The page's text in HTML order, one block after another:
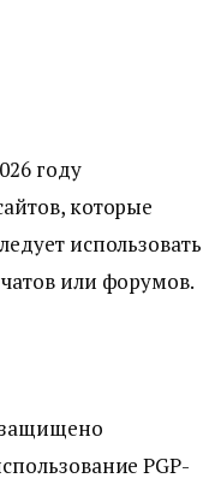
году
которые
использовать
или форумов.
защищено
PGP-